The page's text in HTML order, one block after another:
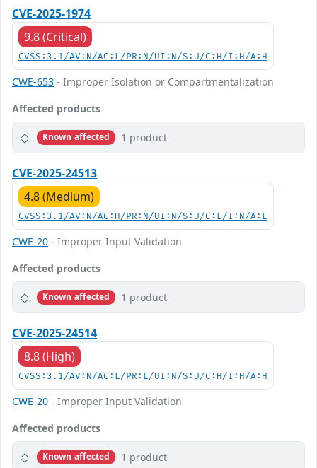
CVE-2025-1974
9.8 (Critical)
CVSS:3.1/AV:N/AC:L/PR:N/UI:N/S:U/C:H/I:H/A:H
CWE-653 - Improper Isolation or Compartmentalization
Affected products
Known affected 1 product
CVE-2025-24513
4.8 (Medium)
CVSS:3.1/AV:N/AC:H/PR:N/UI:N/S:U/C:L/I:N/A:L
CWE-20 - Improper Input Validation
Affected products
Known affected 1 product
CVE-2025-24514
8.8 (High)
CVSS:3.1/AV:N/AC:L/PR:L/UI:N/S:U/C:H/I:H/A:H
CWE-20 - Improper Input Validation
Affected products
Known affected 1 product